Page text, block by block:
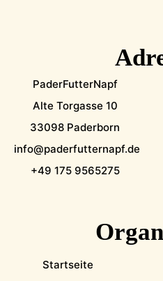
PaderFutterNapf
Alte Torgasse 10
33098 Paderborn
info@paderfutternapf.de
+49 175 9565275
Startseite